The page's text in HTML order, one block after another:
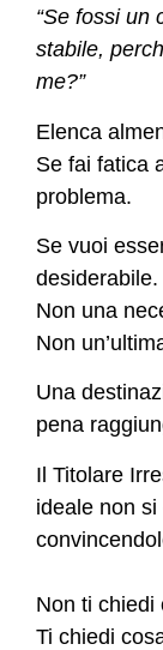
“Se fossi un
stabile,
me?”
Elenca
Se fai fatica
problema.
Se vuoi
desiderabile.
Non una
Non
Una
pena
Il Titolare
ideale non
Non ti chiedi
Ti chiedi